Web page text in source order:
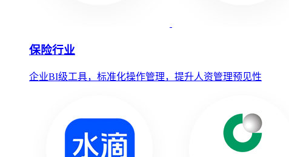
保险行业
企业BI级工具，标准化操作管理，提升人资管理预见性